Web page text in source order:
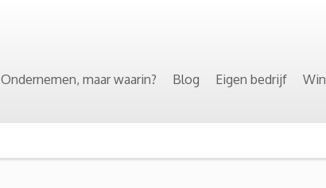
Ondernemen, maar waarin? Blog Eigen bedrijf